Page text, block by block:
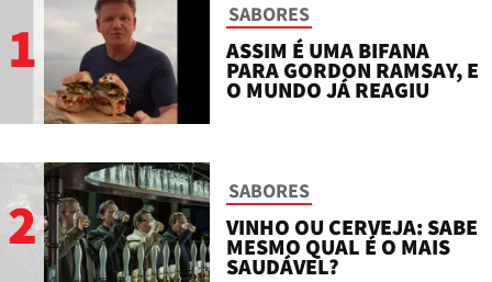
1 SABORES
ASSIM É UMA BIFANA
PARA GORDON RAMSAY, E
O MUNDO JÁ REAGIU
2 SABORES
VINHO OU CERVEJA: SABE
MESMO QUAL É O MAIS
SAUDÁVEL?